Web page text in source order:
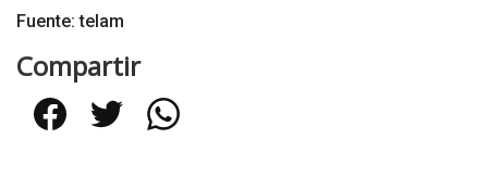
Fuente: telam
Compartir
FacebookTwitterWhatsApp